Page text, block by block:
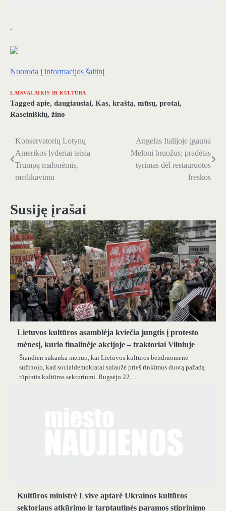
.
Nuoroda į informacijos šaltinį
LAISVALAIKIS IR KULTŪRA
Tagged apie, daugiausiai, Kas, kraštą, mūsų, protai,
Raseiniškių, žino
Navigacija
tarp
įrašų
Konservatorių Lotynų
Amerikos lyderiai teisia
Trumpą malonėmis,
meilikavimu
Angelas Italijoje įgauna
Meloni bruožus; pradėtas
tyrimas dėl restauruotos
freskos
Susiję įrašai
Lietuvos kultūros asamblėja kviečia jungtis į protesto
mėnesį, kurio finalinėje akcijoje – traktoriai Vilniuje
Šiandien sukanka mėnuo, kai Lietuvos kultūros bendruomenė
sužinojo, kad socialdemokratai sulaužė prieš rinkimus duotą pažadą
rūpintis kultūros sektoriumi. Rugsėjo 22…
Kultūros ministrė Lvive aptarė Ukrainos kultūros
sektoriaus atkūrimo ir tarptautinės paramos stiprinimo